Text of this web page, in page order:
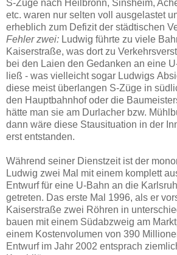
S-Züge nach Heilbronn, Sinsheim,
etc. waren nur selten voll ausgelastet
erheblich zum Defizit der städtischen
Fehler zwei: Ludwig führte zu viele
Kaiserstraße, was dort zu
bei den Laien den Gedanken an eine
ließ - was vielleicht sogar Ludwigs
diese meist überlangen S-Züge in
den Hauptbahnhof oder die
hätte man sie am Durlacher bzw.
dann wäre diese Stausituation in der
erst entstanden.
Während seiner Dienstzeit ist der
Ludwig zwei Mal mit einem komplett
Entwurf für eine U-Bahn an die
getreten. Das erste Mal 1996, als er
Kaiserstraße zwei Röhren in
bauen mit einem Südabzweig am
einem Kostenvolumen von 390
Entwurf im Jahr 2002 entsprach